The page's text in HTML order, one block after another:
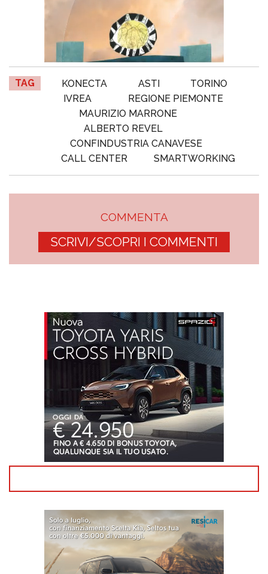
TAG KONECTA ASTI
TORINO
IVREA
REGIONE PIEMONTE
MAURIZIO MARRONE
ALBERTO REVEL
CONFINDUSTRIA CANAVESE
CALL CENTER
SMARTWORKING
COMMENTA
SCRIVI/SCOPRI I COMMENTI